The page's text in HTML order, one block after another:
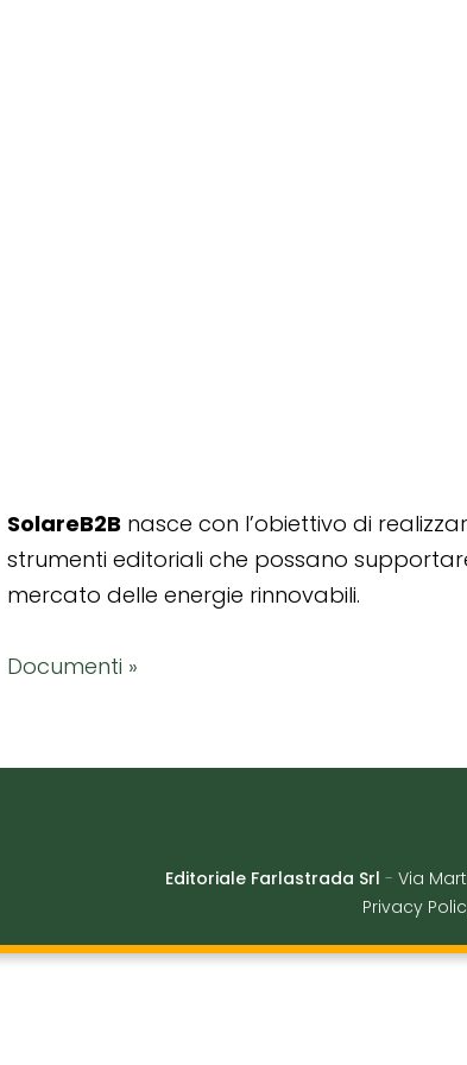
SolareB2B nasce con l’obiettivo di
strumenti editoriali che possano
mercato delle energie rinnovabili.
Documenti »
Editoriale Farlastrada Srl - Via
Privacy